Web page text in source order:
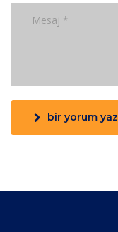
bir yorum yaz